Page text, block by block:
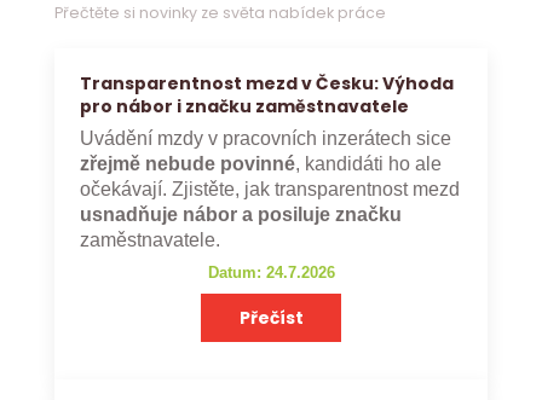
Přečtěte si novinky ze světa nabídek práce
Transparentnost mezd v Česku: Výhoda
pro nábor i značku zaměstnavatele
Uvádění mzdy v pracovních inzerátech sice
zřejmě nebude povinné, kandidáti ho ale
očekávají. Zjistěte, jak transparentnost mezd
usnadňuje nábor a posiluje značku
zaměstnavatele.
Datum: 24.7.2026
Přečíst